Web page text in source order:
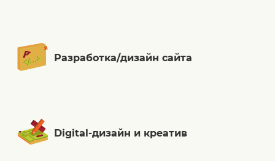
Разработка/дизайн сайта
Digital-дизайн и креатив